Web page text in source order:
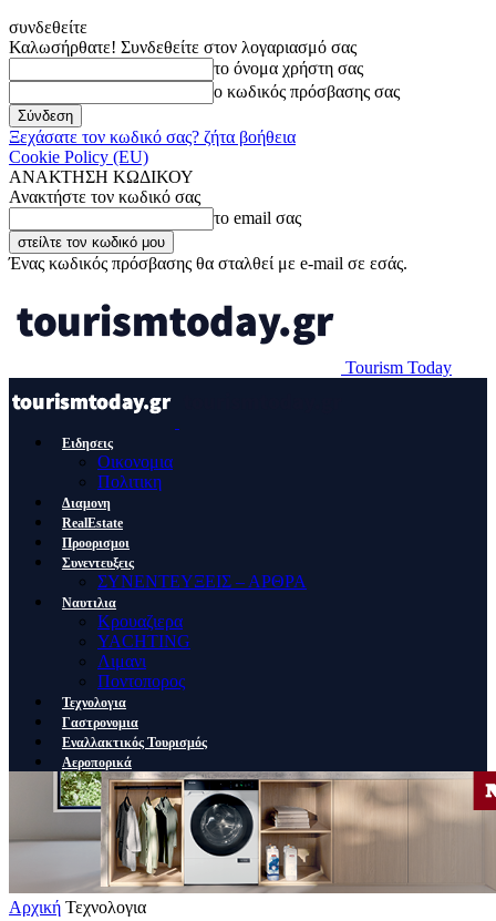
συνδεθείτε
Καλωσήρθατε! Συνδεθείτε στον λογαριασμό σας
το όνομα χρήστη σας
ο κωδικός πρόσβασης σας
Ξεχάσατε τον κωδικό σας? ζήτα βοήθεια
Cookie Policy (EU)
ΑΝΑΚΤΗΣΗ ΚΩΔΙΚΟΥ
Ανακτήστε τον κωδικό σας
το email σας
Ένας κωδικός πρόσβασης θα σταλθεί με e-mail σε εσάς.
Tourism Today
Ειδησεις
Οικονομια
Πολιτικη
Διαμονη
RealEstate
Προορισμοι
Συνεντευξεις
ΣΥΝΕΝΤΕΥΞΕΙΣ – ΑΡΘΡΑ
Ναυτιλια
Κρουαζιερα
YACHTING
Λιμανι
Ποντοπορος
Τεχνολογια
Γαστρονομια
Εναλλακτικός Τουρισμός
Αεροπορικά
Αρχική Τεχνολογια